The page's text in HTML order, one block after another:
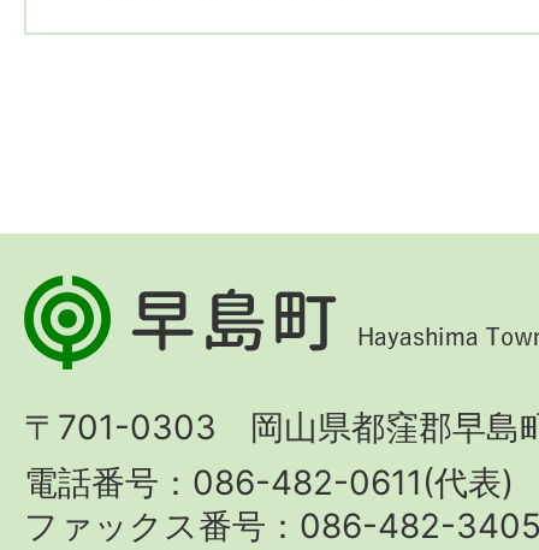
早
島
Hayashima
Town
〒701-0303 岡山県都窪郡早島
電話番号：086-482-0611(代表)
ファックス番号：086-482-